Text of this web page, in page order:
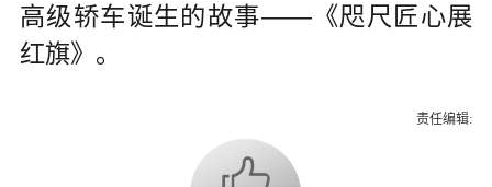
高级轿车诞生的故事——《咫尺匠心展
红旗》。
责任编辑: